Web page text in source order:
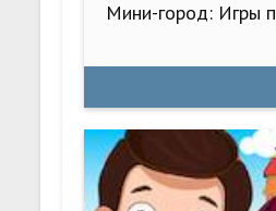
Мини-город: Игры